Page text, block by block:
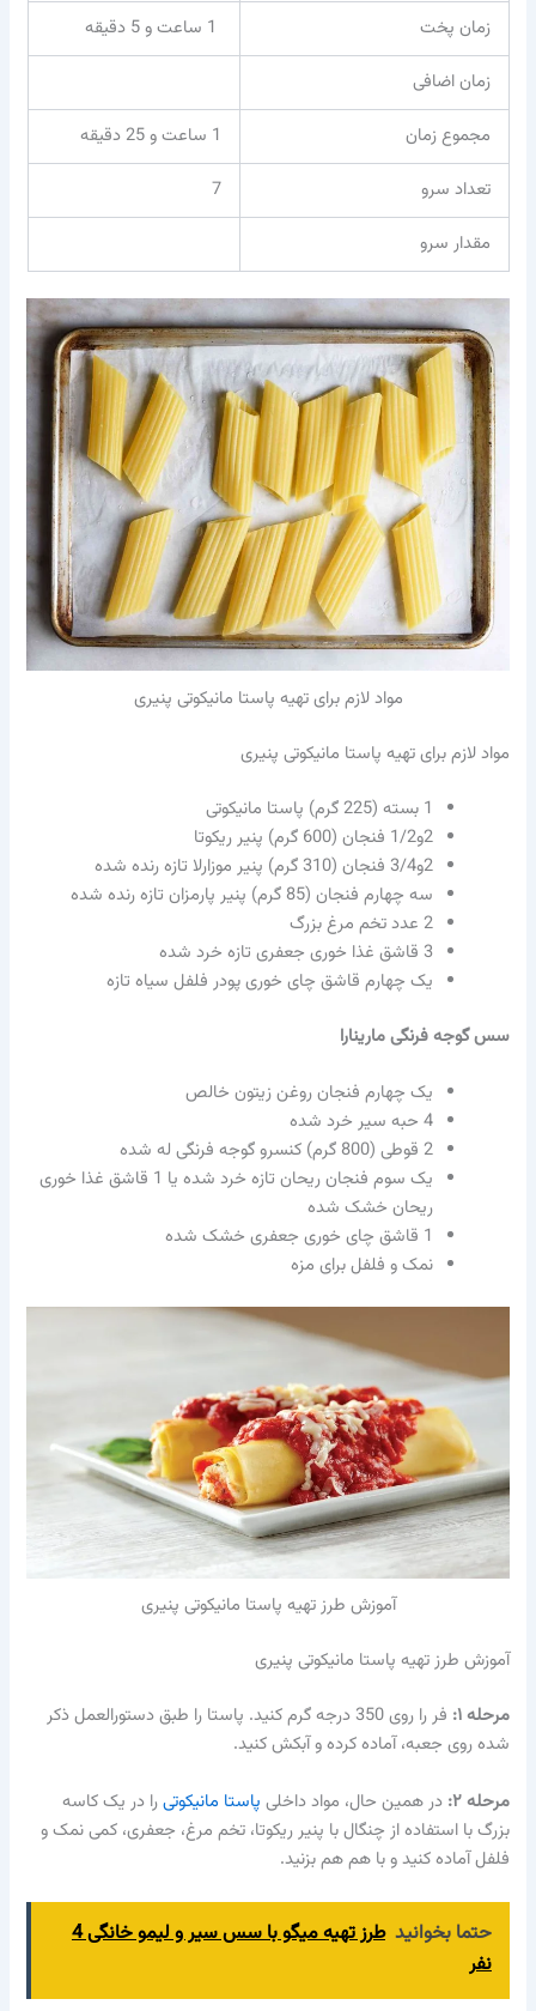
زمان پخت
زمان اضافی
مجموع زمان
1 ساعت و 25 دقیقه
تعداد سرو
7
مقدار سرو
مواد لازم برای تهیه پاستا مانیکوتی پنیری
مواد لازم برای تهیه پاستا مانیکوتی پنیری
1 بسته (225 گرم) پاستا مانیکوتی
2و1/2 فنجان (600 گرم) پنیر ریکوتا
2و3/4 فنجان (310 گرم) پنیر موزارلا تازه رنده شده
سه چهارم فنجان (85 گرم) پنیر پارمزان تازه رنده شده
2 عدد تخم مرغ بزرگ
3 قاشق غذا خوری جعفری تازه خرد شده
یک چهارم قاشق چای خوری پودر فلفل سیاه تازه
سس گوجه فرنگی مارینارا
یک چهارم فنجان روغن زیتون خالص
4 حبه سیر خرد شده
2 قوطی (800 گرم) کنسرو گوجه فرنگی له شده
یک سوم فنجان ریحان تازه خرد شده یا 1 قاشق غذا خوری
ریحان خشک شده
1 قاشق چای خوری جعفری خشک شده
نمک و فلفل برای مزه
آموزش طرز تهیه پاستا مانیکوتی پنیری
آموزش طرز تهیه پاستا مانیکوتی پنیری
مرحله ۱:
فر را روی 350 درجه گرم کنید. پاستا را طبق دستورالعمل ذکر
شده روی جعبه، آماده کرده و آبکش کنید.
مرحله ۲: در همین حال، مواد داخلی پاستا مانیکوتیرا در یک کاسه
بزرگ با استفاده از چنگال با پنیر ریکوتا، تخم مرغ، جعفری، کمی نمک و
فلفل آماده کنید و با هم هم بزنید.
حتما بخوانید
طرز تهیه میگو با سس سیر و لیمو خانگی 4
نفر